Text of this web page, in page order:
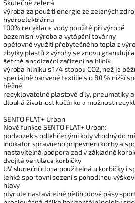
Skutečně zelená
výroba za použití energie ze zelených
hydroelektrárna
100% recyklace vody použité při výrobě
bezemisní výroba a vytápění továrny
opětovné využití přebytečného tepla z
zbytky plastů z výroby se znovu granulují
šetrné anodizační zařízení na hliník
výroba hliníku s 1/4 stopou CO2, než je
speciálně barvené textilie s o 80 % nižší
běžné
recyklovatelné plastové díly, pneumatiky
dlouhá životnost kočárku a možnost
SENTO FLAT+ Urban
Nové funkce SENTO FLAT+ Urban:
podvozek s odlehčenými koly vhodný do
indikátor správného připevnění korby a
nastavitelná podpora zad v základně
dvojitá ventilace korbičky
UV sluneční clona použitelná u korbičky i
lehké sportovní sezení s pohodlnou
hlavy
plynule nastavitelné pětibodové pásy